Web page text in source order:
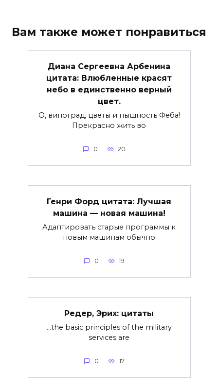
Вам также может понравиться
Диана Сергеевна Арбенина
цитата: Влюбленные красят
небо в единственно верный
цвет.
О, виноград, цветы и пышность Феба!
Прекрасно жить во
0 20
Генри Форд цитата: Лучшая
машина — новая машина!
Адаптировать старые программы к
новым машинам обычно
0 19
Редер, Эрих: цитаты
…the basic principles of the military
services are
0 17